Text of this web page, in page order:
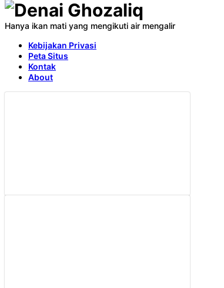
Hanya ikan mati yang mengikuti air mengalir
Kebijakan Privasi
Peta Situs
Kontak
About